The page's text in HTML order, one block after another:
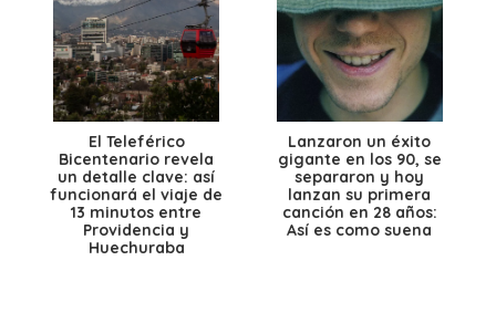
El Teleférico
Bicentenario revela
un detalle clave: así
funcionará el viaje de
13 minutos entre
Providencia y
Huechuraba
Lanzaron un éxito
gigante en los 90, se
separaron y hoy
lanzan su primera
canción en 28 años:
Así es como suena